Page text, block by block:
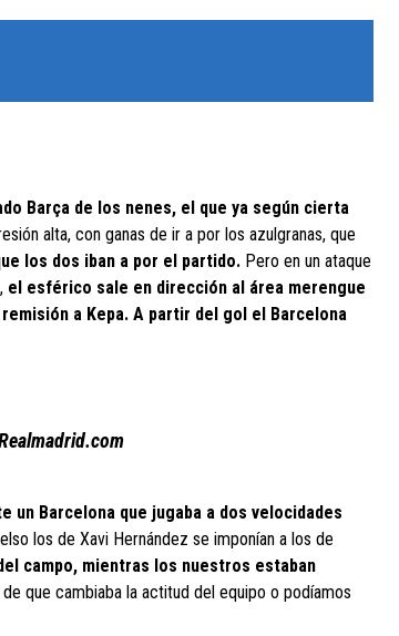
Barça de los nenes, el que ya según cierta
alta, con ganas de ir a por los azulgranas, que
los dos iban a por el partido. Pero en un ataque
el esférico sale en dirección al área merengue
a Kepa. A partir del gol el Barcelona
un Barcelona que jugaba a dos velocidades
los de Xavi Hernández se imponían a los de
campo, mientras los nuestros estaban
que cambiaba la actitud del equipo o podíamos